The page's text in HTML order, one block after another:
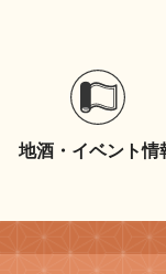
地酒・イベント情